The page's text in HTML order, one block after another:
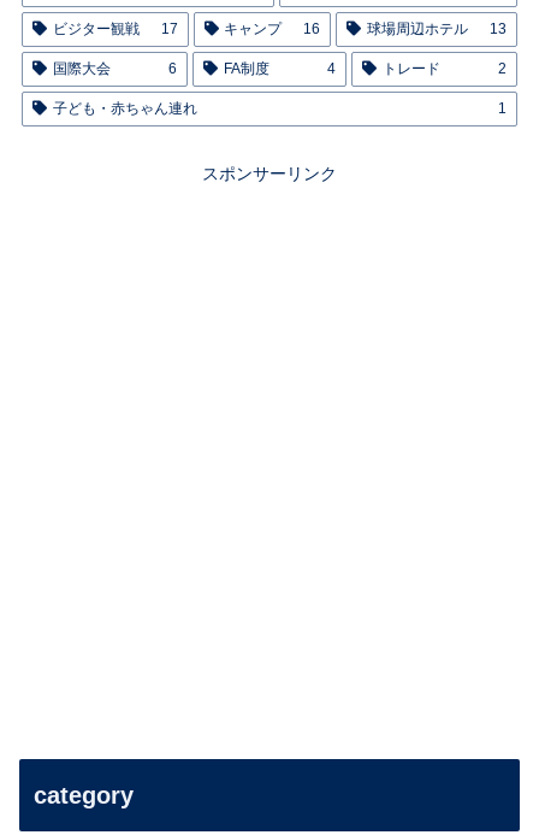
ビジター観戦 17 キャンプ 16 球場周辺ホテル 13
国際大会 6 FA制度 4 トレード 2
子ども・赤ちゃん連れ 1
スポンサーリンク
category